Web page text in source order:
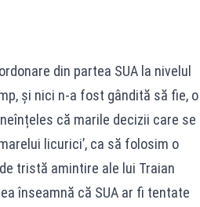
din partea SUA la nivelul
și nici n-a fost gândită să fie, o
că marile decizii care se
licurici’, ca să folosim o
tristă amintire ale lui Traian
înseamnă că SUA ar fi tentate